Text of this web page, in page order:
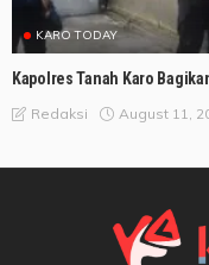
KARO TODAY
Kapolres Tanah Karo
Redaksi August 11,